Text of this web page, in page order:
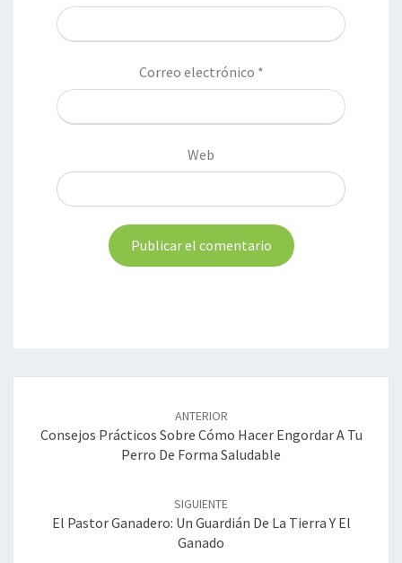
Correo electrónico *
Web
entradas
ANTERIOR
Consejos Prácticos Sobre Cómo Hacer Engordar A Tu
Perro De Forma Saludable
SIGUIENTE
El Pastor Ganadero: Un Guardián De La Tierra Y El
Ganado